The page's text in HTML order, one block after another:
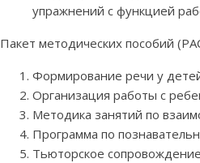
упражнений с функцией
Пакет методических пособий
Формирование речи у
Организация работы с
Методика занятий по
Программа по
Тьюторское